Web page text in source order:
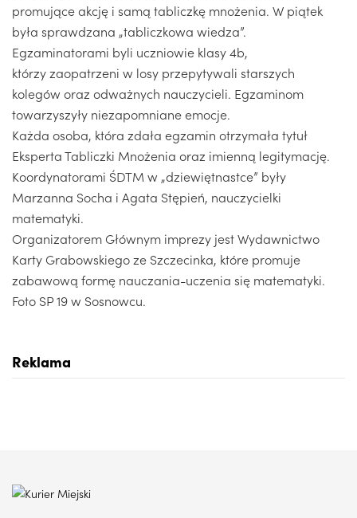
promujące akcję i samą tabliczkę mnożenia. W piątek
była sprawdzana „tabliczkowa wiedza”.
Egzaminatorami byli uczniowie klasy 4b,
którzy zaopatrzeni w losy przepytywali starszych
kolegów oraz odważnych nauczycieli. Egzaminom
towarzyszyły niezapomniane emocje.
Każda osoba, która zdała egzamin otrzymała tytuł
Eksperta Tabliczki Mnożenia oraz imienną legitymację.
Koordynatorami ŚDTM w „dziewiętnastce” były
Marzanna Socha i Agata Stępień, nauczycielki
matematyki.
Organizatorem Głównym imprezy jest Wydawnictwo
Karty Grabowskiego ze Szczecinka, które promuje
zabawową formę nauczania-uczenia się matematyki.
Foto SP 19 w Sosnowcu.
Reklama